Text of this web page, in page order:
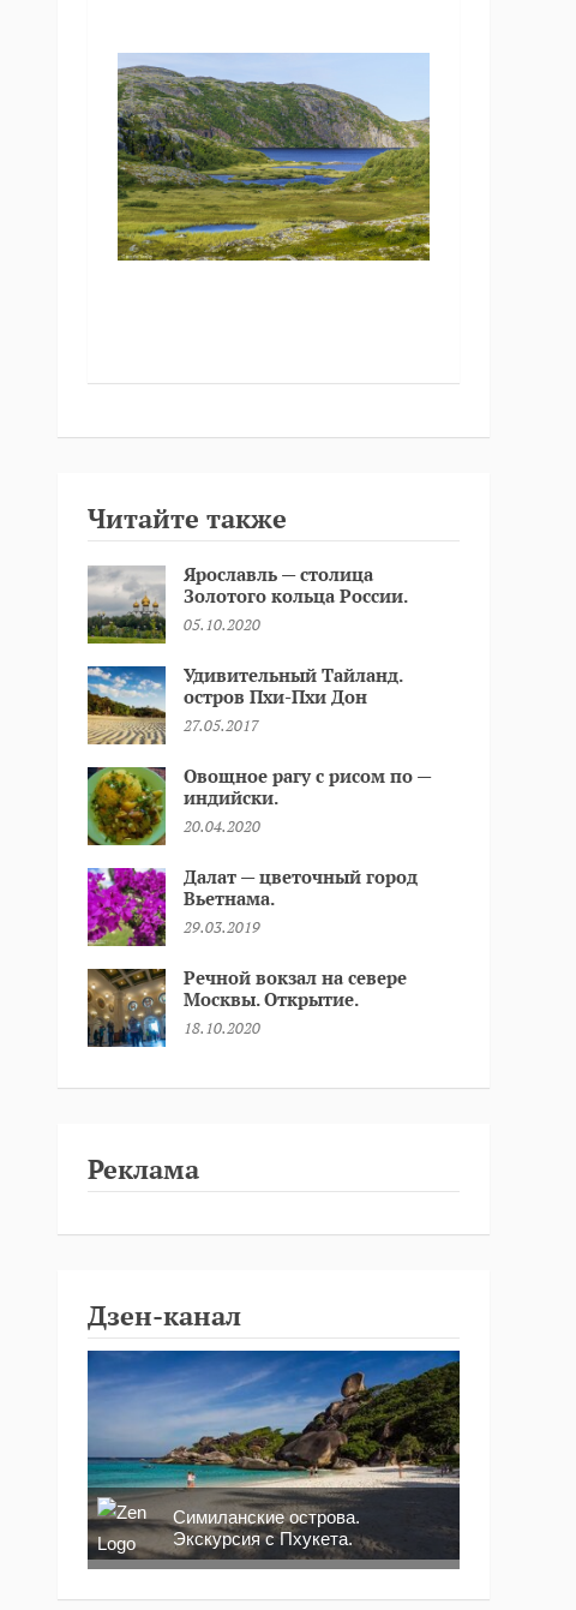
Читайте также
Ярославль — столица
Золотого кольца России.
05.10.2020
Удивительный Тайланд.
остров Пхи-Пхи Дон
27.05.2017
Овощное рагу с рисом по —
индийски.
20.04.2020
Далат — цветочный город
Вьетнама.
29.03.2019
Речной вокзал на севере
Москвы. Открытие.
18.10.2020
Реклама
Дзен-канал
Симиланские острова.
Экскурсия с Пхукета.